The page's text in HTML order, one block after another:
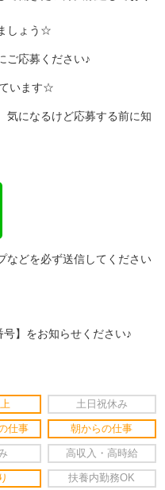
しょう☆
ご応募ください♪
います☆
気になるけど応募する前に知
などを必ず送信してください
】をお知らせください♪
土日祝休み
仕事 朝からの仕事
高収入・高時給
扶養内勤務OK